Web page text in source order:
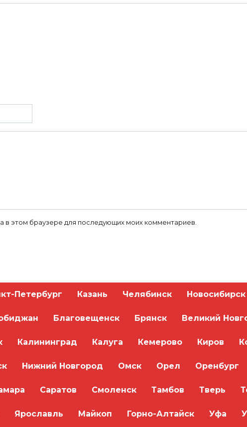
в этом браузере для последующих моих комментариев.
Петербург Казань Челябинск Новосибирск
Благовещенск Брянск Великий
Калининград Калуга Кемерово Киров
Нижний Новгород Омск Орел Оренбург
Саратов Смоленск Тамбов Тверь
Ярославль Майкоп Горно-Алтайск Уфа